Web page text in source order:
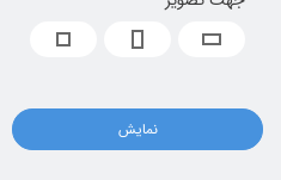
نمایش
کسب درآمد از فروش
021 28428845
تماس با ما
بلاگ پارس استاک